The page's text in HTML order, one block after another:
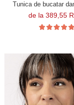
Tunica de bucatar
de la 389,55